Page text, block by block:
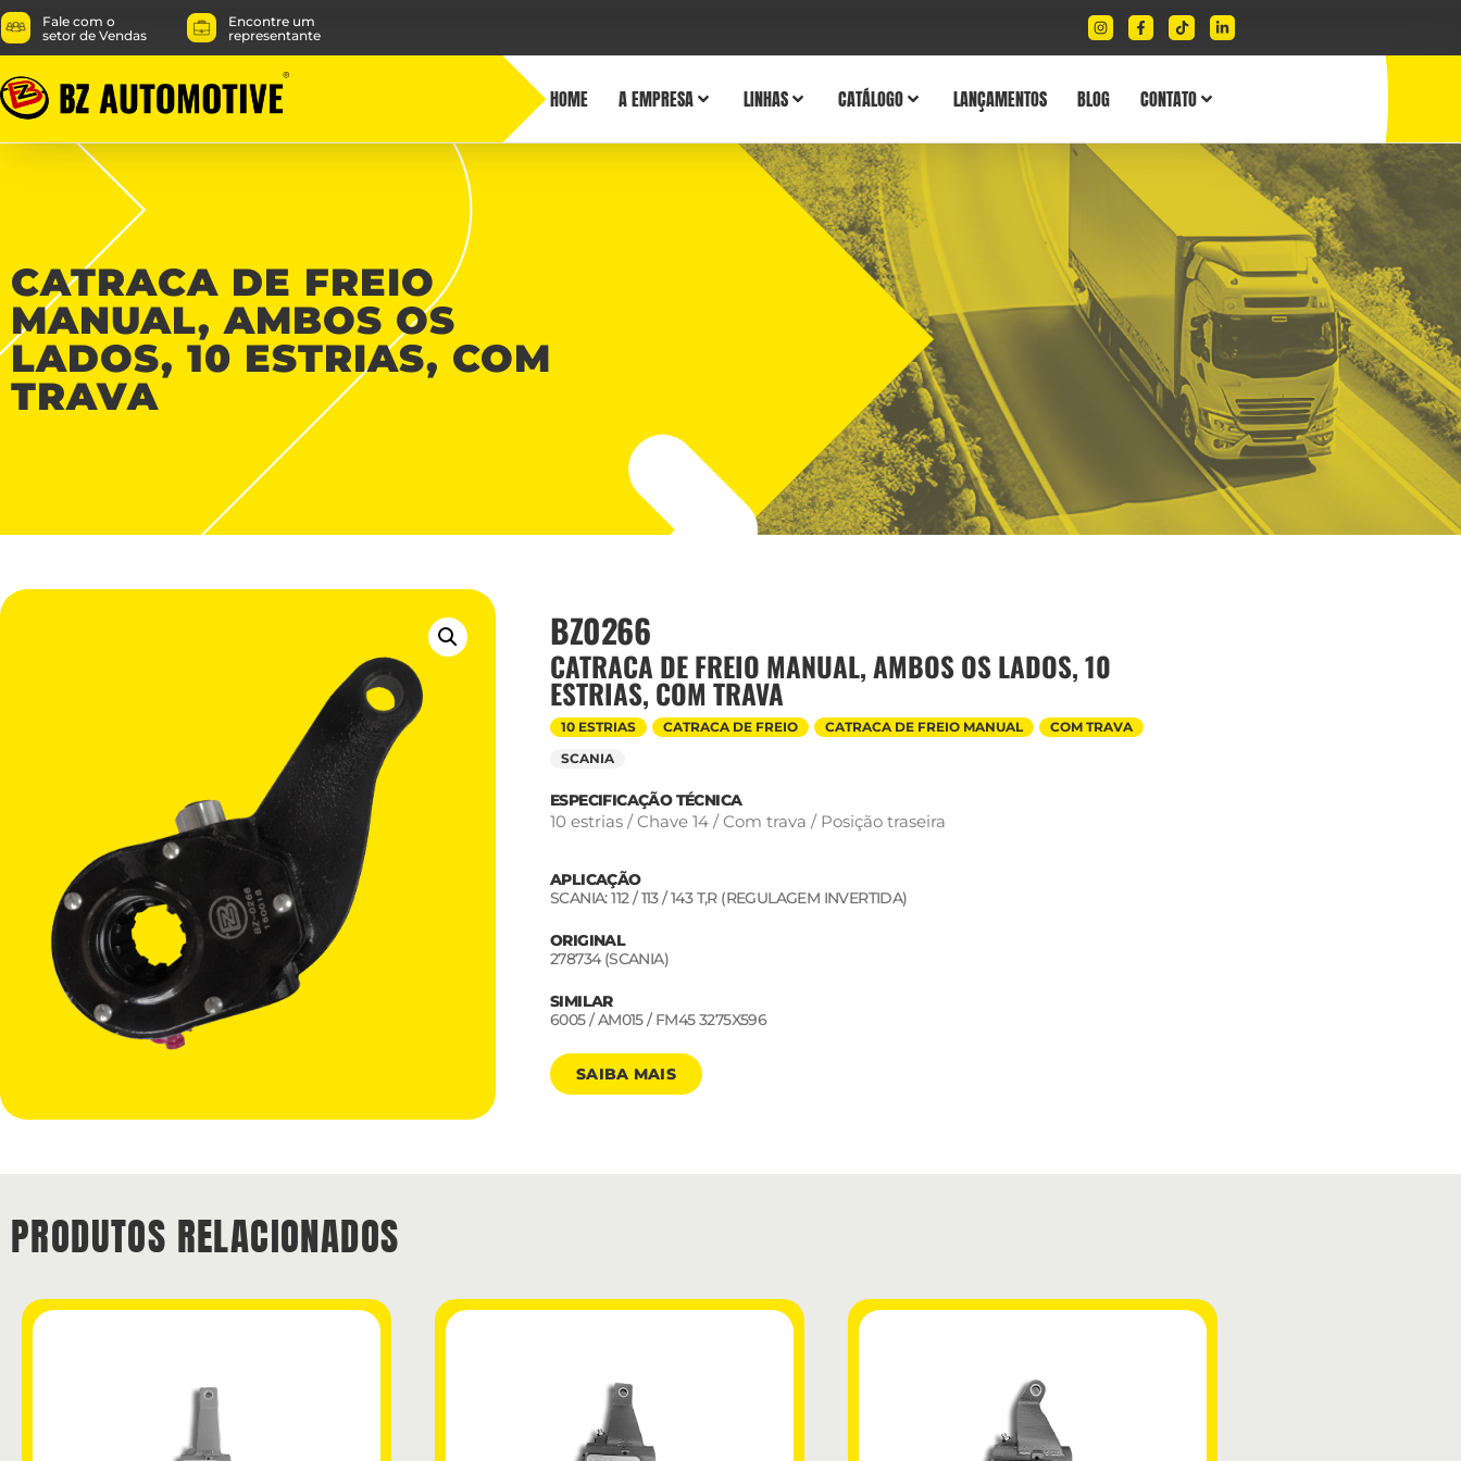
Fale com o
setor de Vendas
Encontre um
representante
HOME A EMPRESA LINHAS CATÁLOGO LANÇAMENTOS BLOG CONTATO
CATRACA DE FREIO
MANUAL, AMBOS OS
LADOS, 10 ESTRIAS, COM
TRAVA
BZ0266
CATRACA DE FREIO MANUAL, AMBOS OS LADOS, 10
ESTRIAS, COM TRAVA
10 ESTRIAS CATRACA DE FREIO CATRACA DE FREIO MANUAL
COM TRAVA
SCANIA
ESPECIFICAÇÃO TÉCNICA
10 estrias / Chave 14 / Com trava / Posição traseira
APLICAÇÃO
SCANIA: 112 / 113 / 143 T,R (REGULAGEM INVERTIDA)
ORIGINAL
278734 (SCANIA)
SIMILAR
6005 / AM015 / FM45 3275X596
SAIBA MAIS
PRODUTOS RELACIONADOS